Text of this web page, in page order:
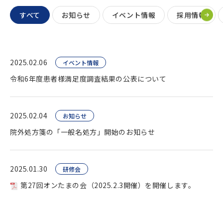
すべて お知らせ イベント情報 採用情報
2025.02.06 イベント情報
令和6年度患者様満足度調査結果の公表について
2025.02.04 お知らせ
院外処方箋の「一般名処方」開始のお知らせ
2025.01.30 研修会
第27回オンたまの会（2025.2.3開催）を開催します。